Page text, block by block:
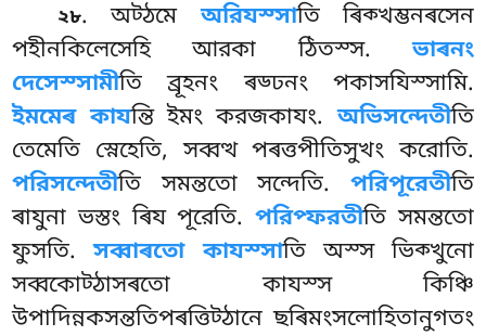
২৮. অট্ঠমেঅরিযস্সাতি ৰিক্খম্ভনৰসেন
পহীনকিলেসেহি আরকা ঠিতস্স.ভাৰনং
দেসেস্সামীতি ব্রূহনং ৰড্ঢনং পকাসযিস্সামি.
ইমমেৰ কাযন্তি ইমং করজকাযং.অভিসন্দেতীতি
তেমেতি স্নেহেতি, সব্বত্থ পৰত্তপীতিসুখং করোতি.
পরিসন্দেতীতি সমন্ততো সন্দেতি. পরিপূরেতীতি
ৰাযুনা ভস্তং ৰিয পূরেতি.পরিপ্ফরতীতি সমন্ততো
ফুসতি.সব্বাৰতো কাযস্সাতি অস্স ভিক্খুনো
সব্বকোট্ঠাসৰতো কাযস্স কিঞ্চি
উপাদিন্নকসন্ততিপৰত্তিট্ঠানে ছৰিমংসলোহিতানুগতং